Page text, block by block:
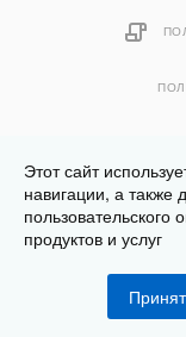
2026 ©
Этот сайт
навигации, а также
продуктов и услуг